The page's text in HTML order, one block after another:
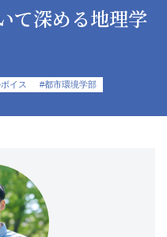
て深める地理学
イス #都市環境学部